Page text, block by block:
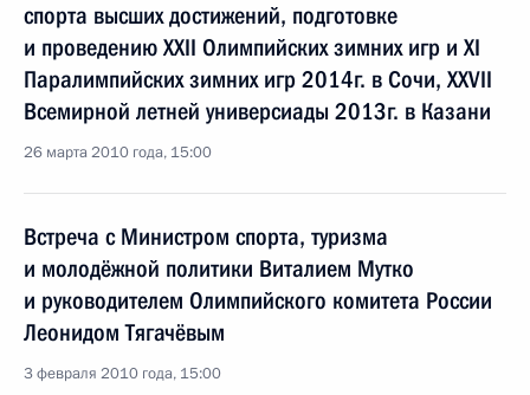
спорта высших достижений, подготовке
и проведению XXII Олимпийских зимних игр и XI
Паралимпийских зимних игр 2014г. в Сочи, XXVII
Всемирной летней универсиады 2013г. в Казани
26 марта 2010 года, 15:00
Встреча с Министром спорта, туризма
и молодёжной политики Виталием Мутко
и руководителем Олимпийского комитета России
Леонидом Тягачёвым
3 февраля 2010 года, 15:00